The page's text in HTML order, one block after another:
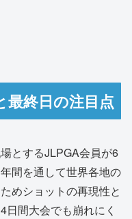
最終日の注目点
とするJLPGA会員が6
間を通して世界各地の
めショットの再現性と
間大会でも崩れにく